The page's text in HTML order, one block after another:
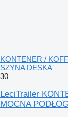
KONTENER /
SZYNA DESKA
30
LeciTrailer
MOCNA